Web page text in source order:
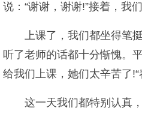
说：“谢谢，谢谢!”接着，我
上课了，我们都坐得笔
听了老师的话都十分惭愧。
给我们上课，她们太辛苦了
这一天我们都特别认真